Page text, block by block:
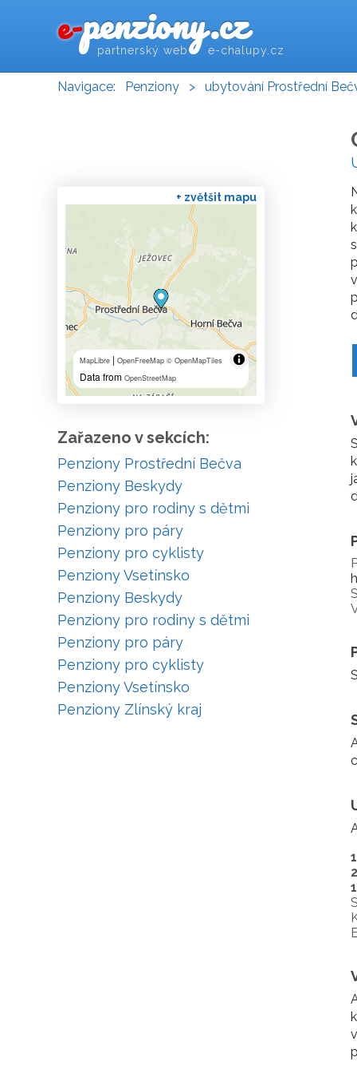
e-penziony.cz
partnerský web e-chalupy.cz
Navigace: Penziony > ubytování Prostřední
+ zvětšit mapu
MapLibre | OpenFreeMap © OpenMapTiles
Data from OpenStreetMap
Zařazeno v sekcích:
Penziony Prostřední Bečva
Penziony Beskydy
Penziony pro rodiny s dětmi
Penziony pro páry
Penziony pro cyklisty
Penziony Vsetínsko
Penziony Beskydy
Penziony pro rodiny s dětmi
Penziony pro páry
Penziony pro cyklisty
Penziony Vsetínsko
Penziony Zlínský kraj